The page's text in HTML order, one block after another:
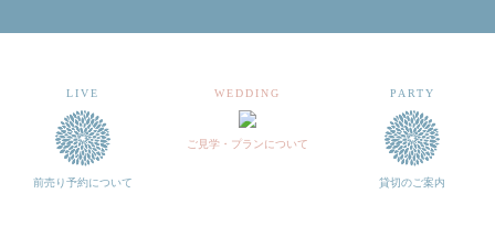
LIVE
前売り予約について
WEDDING
ご見学・プランについて
PARTY
貸切のご案内